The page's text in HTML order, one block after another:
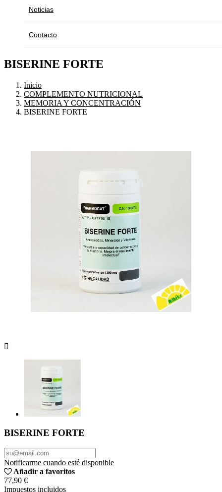
Noticias
Contacto
BISERINE FORTE
Inicio
COMPLEMENTO NUTRICIONAL
MEMORIA Y CONCENTRACIÓN
BISERINE FORTE

BISERINE FORTE
Notificarme cuando esté disponible
Añadir a favoritos
77,90 €
Impuestos incluidos